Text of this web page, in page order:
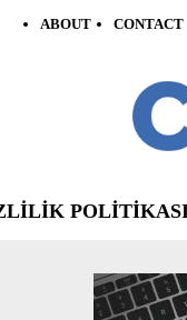
ABOUT CONTACT